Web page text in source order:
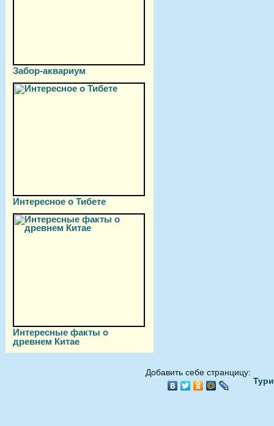
Забор-аквариум
Интересное о Тибете
Интересные факты о
древнем Китае
Добавить себе странцицу: